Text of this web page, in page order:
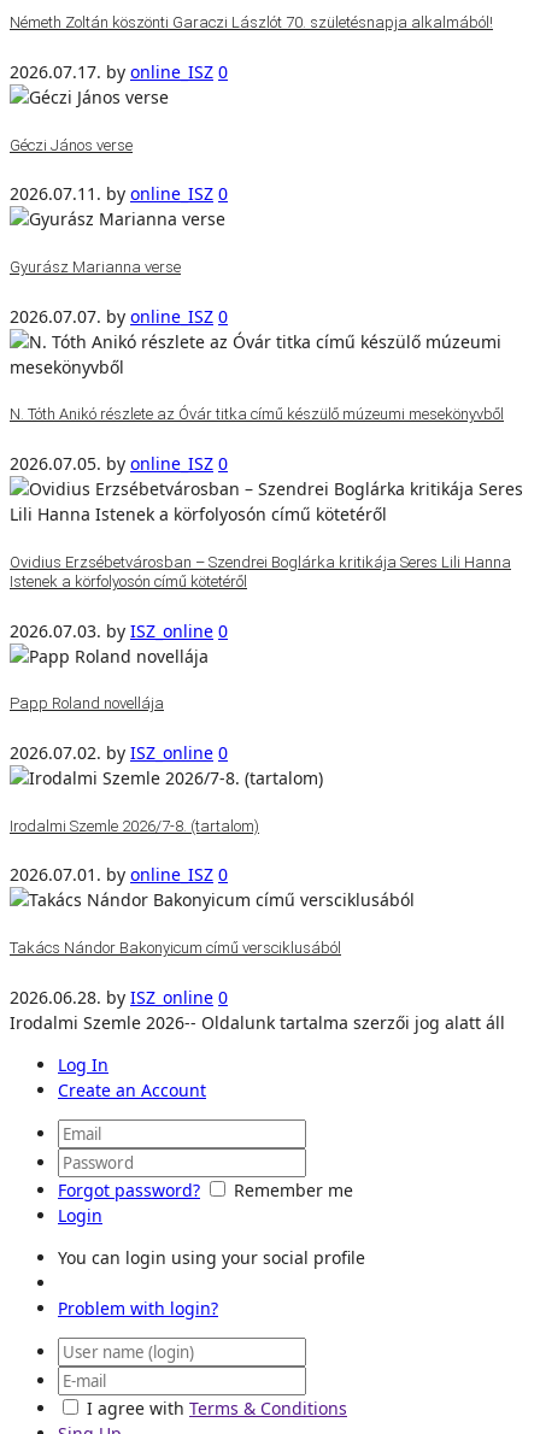
Németh Zoltán köszönti Garaczi Lászlót 70. születésnapja alkalmából!
2026.07.17. by online_ISZ 0
Géczi János verse
2026.07.11. by online_ISZ 0
Gyurász Marianna verse
2026.07.07. by online_ISZ 0
N. Tóth Anikó részlete az Óvár titka című készülő múzeumi mesekönyvből
2026.07.05. by online_ISZ 0
Ovidius Erzsébetvárosban – Szendrei Boglárka kritikája Seres Lili Hanna
Istenek a körfolyosón című kötetéről
2026.07.03. by ISZ_online 0
Papp Roland novellája
2026.07.02. by ISZ_online 0
Irodalmi Szemle 2026/7-8. (tartalom)
2026.07.01. by online_ISZ 0
Takács Nándor Bakonyicum című versciklusából
2026.06.28. by ISZ_online 0
Irodalmi Szemle 2026-- Oldalunk tartalma szerzői jog alatt áll
Log In
Create an Account
Forgot password?
Remember me
Login
You can login using your social profile
Problem with login?
I agree with Terms & Conditions